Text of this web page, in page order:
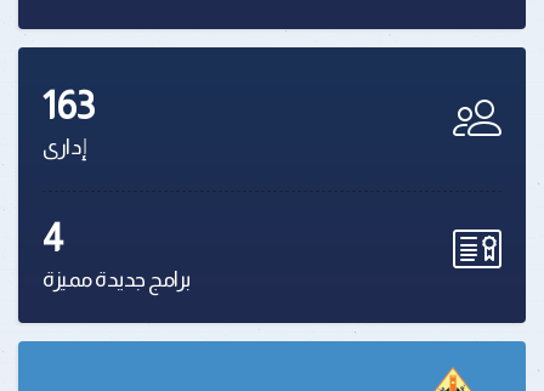
163
إدارى
4
برامج جديدة مميزة